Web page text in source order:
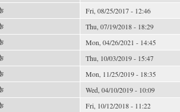
Fri, 08/25/2017 - 12:46
Thu, 07/19/2018 - 18:29
Mon, 04/26/2021 - 14:45
Thu, 10/03/2019 - 15:47
Mon, 11/25/2019 - 18:35
Wed, 04/10/2019 - 10:09
Fri, 10/12/2018 - 11:22